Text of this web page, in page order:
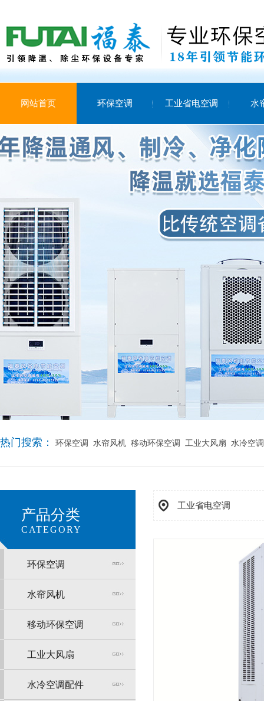
网站首页 环保空调 工业省电空调 水
热门搜索： 环保空调 水帘风机 移动环保空调 工业大风扇 水冷空
产品分类
CATEGORY
环保空调
水帘风机
移动环保空调
工业大风扇
水冷空调配件
工业省电空调